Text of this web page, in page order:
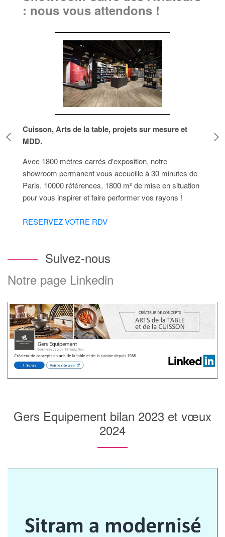
: nous vous attendons !
Cuisson, Arts de la table, projets sur mesure et
MDD.
Avec 1800 mètres carrés d'exposition, notre
showroom permanent vous accueille à 30 minutes de
Paris. 10000 références, 1800 m² de mise en situation
pour vous inspirer et faire performer vos rayons !
RESERVEZ VOTRE RDV
Suivez-nous
Notre page Linkedin
Gers Equipement bilan 2023 et vœux
2024